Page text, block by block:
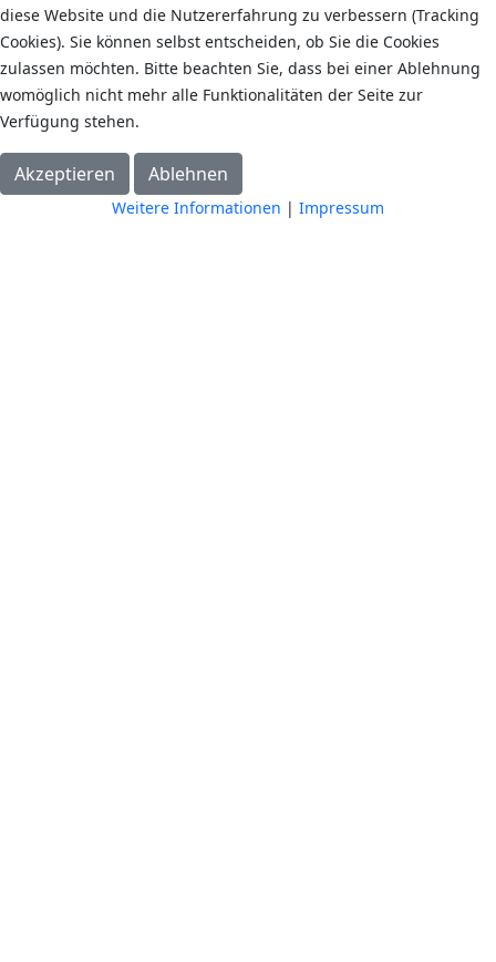
diese Website und die Nutzererfahrung zu verbessern (Tracking
Cookies). Sie können selbst entscheiden, ob Sie die Cookies
zulassen möchten. Bitte beachten Sie, dass bei einer Ablehnung
womöglich nicht mehr alle Funktionalitäten der Seite zur
Verfügung stehen.
Akzeptieren Ablehnen
Weitere Informationen | Impressum